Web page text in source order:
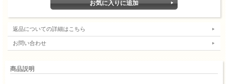
返品についての詳細はこちら
お問い合わせ
商品説明